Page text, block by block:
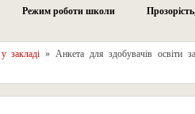
Режим роботи школи
закладі » Анкета для здобувачів освіти за